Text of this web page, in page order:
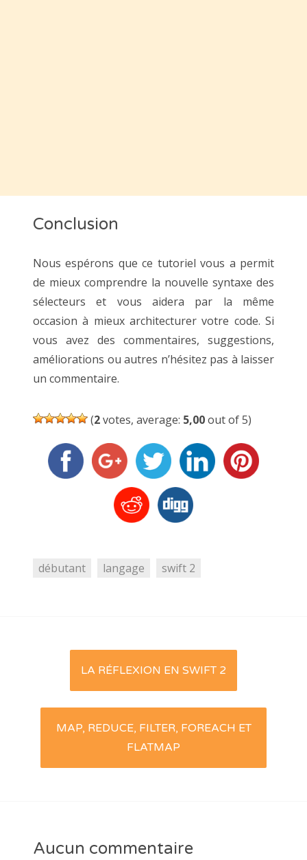
Conclusion
Nous espérons que ce tutoriel vous a permit
de mieux comprendre la nouvelle syntaxe des
sélecteurs et vous aidera par la même
occasion à mieux architecturer votre code. Si
vous avez des commentaires, suggestions,
améliorations ou autres n’hésitez pas à laisser
un commentaire.
(2votes, average: 5,00out of 5)
débutant langage swift 2
navigation
LA RÉFLEXION EN SWIFT 2
MAP, REDUCE, FILTER, FOREACH ET
FLATMAP
Aucun commentaire